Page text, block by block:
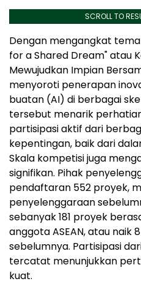
SCROLL TO
Dengan mengangkat
for a Shared Dream" atau
Mewujudkan Impian
menyoroti penerapan
buatan (AI) di berbagai
tersebut menarik
partisipasi aktif dari
kepentingan, baik dari
Skala kompetisi juga
signifikan. Pihak
pendaftaran 552 proyek,
penyelenggaraan
sebanyak 181 proyek
anggota ASEAN, atau naik
sebelumnya. Partisipasi
tercatat menunjukkan
kuat.